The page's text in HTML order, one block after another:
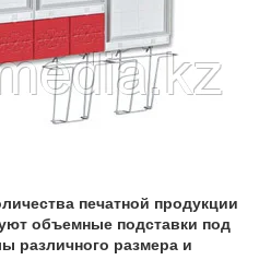
печатной продукции
объемные подставки под
различного размера и